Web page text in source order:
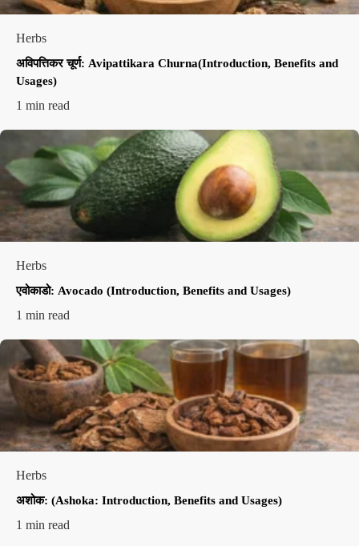
Herbs
अविपत्तिकर चूर्ण: Avipattikara Churna(Introduction, Benefits and
Usages)
1 min read
Herbs
एवोकाडो: Avocado (Introduction, Benefits and Usages)
1 min read
Herbs
अशोक: (Ashoka: Introduction, Benefits and Usages)
1 min read